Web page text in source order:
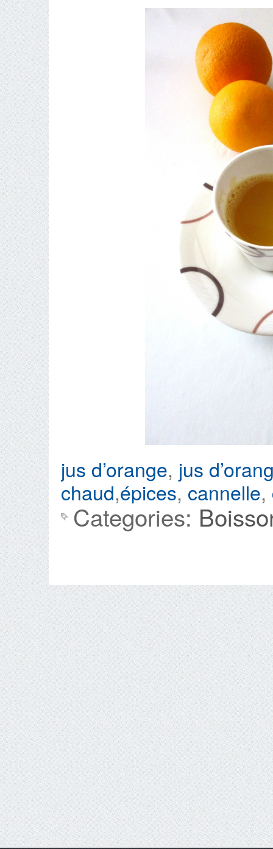
jus d’orange, jus
chaud,épices, cannelle,
Categories: